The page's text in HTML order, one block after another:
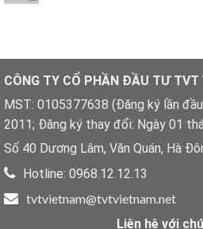
CÔNG TY CỔ PHẦN ĐẦU TƯ TVT
MST: 0105377638 (Đăng ký lần
2011; Đăng ký thay đổi: Ngày 01
Số 40 Dương Lâm, Văn Quán, Hà
Hotline: 0968.12.12.13
tvtvietnam@tvtvietnam.net
Liên hệ với